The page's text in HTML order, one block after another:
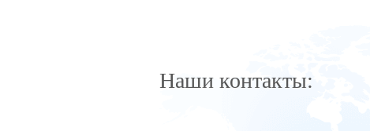
Наши контакты: